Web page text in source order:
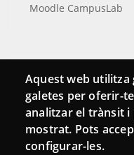
Moodle CampusLab
Connecta
Bustia de contacte
Butlletins
Aquest web utilitza
galetes per oferir-
analitzar el trànsit
mostrat. Pots
configurar-les.